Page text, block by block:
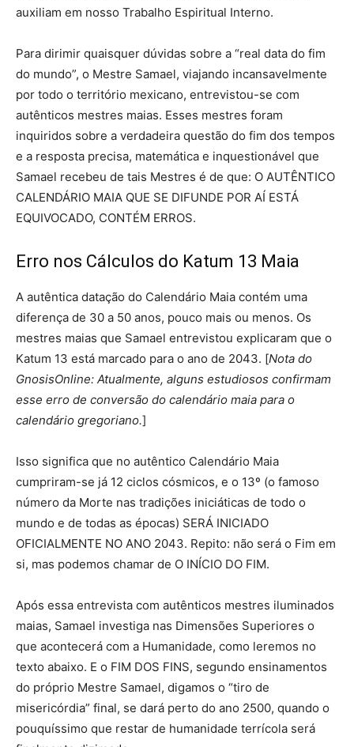
auxiliam em nosso Trabalho Espiritual Interno.
Para dirimir quaisquer dúvidas sobre a “real data do fim
do mundo”, o Mestre Samael, viajando incansavelmente
por todo o território mexicano, entrevistou-se com
autênticos mestres maias. Esses mestres foram
inquiridos sobre a verdadeira questão do fim dos tempos
e a resposta precisa, matemática e inquestionável que
Samael recebeu de tais Mestres é de que: O AUTÊNTICO
CALENDÁRIO MAIA QUE SE DIFUNDE POR AÍ ESTÁ
EQUIVOCADO, CONTÉM ERROS.
Erro nos Cálculos do Katum 13 Maia
A autêntica datação do Calendário Maia contém uma
diferença de 30 a 50 anos, pouco mais ou menos. Os
mestres maias que Samael entrevistou explicaram que o
Katum 13 está marcado para o ano de 2043. [Nota do
GnosisOnline: Atualmente, alguns estudiosos confirmam
esse erro de conversão do calendário maia para o
calendário gregoriano.]
Isso significa que no autêntico Calendário Maia
cumpriram-se já 12 ciclos cósmicos, e o 13º (o famoso
número da Morte nas tradições iniciáticas de todo o
mundo e de todas as épocas) SERÁ INICIADO
OFICIALMENTE NO ANO 2043. Repito: não será o Fim em
si, mas podemos chamar de O INÍCIO DO FIM.
Após essa entrevista com autênticos mestres iluminados
maias, Samael investiga nas Dimensões Superiores o
que acontecerá com a Humanidade, como leremos no
texto abaixo. E o FIM DOS FINS, segundo ensinamentos
do próprio Mestre Samael, digamos o “tiro de
misericórdia” final, se dará perto do ano 2500, quando o
pouquíssimo que restar de humanidade terrícola será